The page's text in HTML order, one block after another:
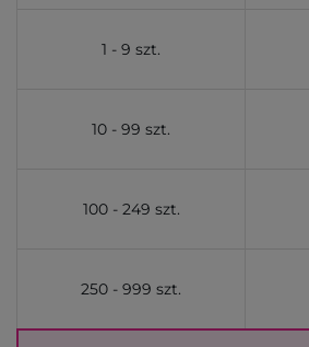
1 - 9 szt.
10 - 99 szt.
100 - 249 szt.
250 - 999 szt.